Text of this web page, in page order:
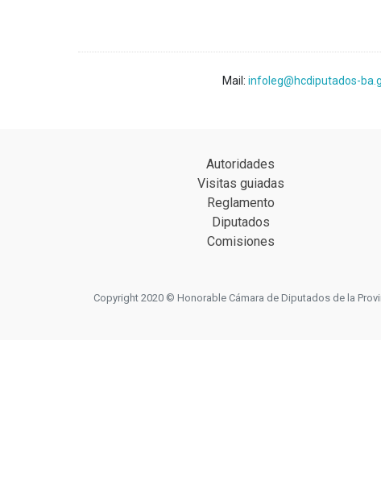
Mail: infoleg@hcdiputados-
Autoridades
Visitas guiadas
Reglamento
Diputados
Comisiones
Copyright 2020 © Honorable Cámara de Diputados de la